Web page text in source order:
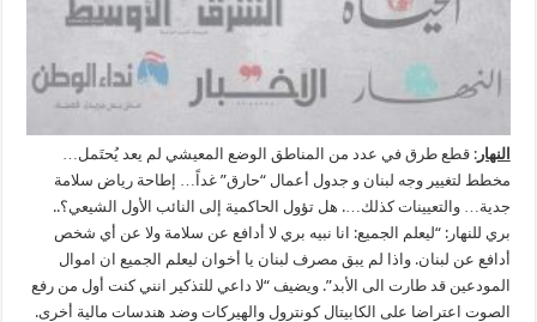
النهار: قطع طرق في عدد من المناطق الوضع المعيشي لم يعد يُحتَمل…
مخطط لتغيير وجه لبنان و جدول أعمال “حارق” غداً… إطاحة رياض سلامة
جدية… والتعيينات كذلك…. هل تؤول الحاكمية إلى النائب الأول الشيعي؟..
بري للنهار: “ليعلم الجميع: انا نبيه بري لا أدافع عن سلامة ولا عن أي شخص
أدافع عن لبنان. واذا لم يبق مصرف لبنان يا أخوان ليعلم الجميع ان اموال
المودعين قد طارت الى الأبد”. ويضيف “لا داعي للتذكير انني كنت أول من رفع
الصوت اعتراضا على الكابيتال كونترول والهيركات وضد هندسات مالية أخرى.